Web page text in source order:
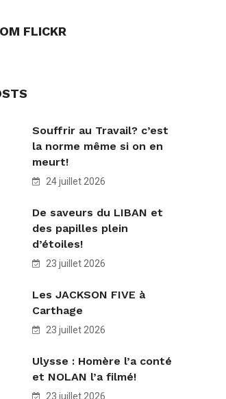
FLICKR
Souffrir au Travail? c’est
la norme même si on en
meurt!
24 juillet 2026
De saveurs du LIBAN et
des papilles plein
d’étoiles!
23 juillet 2026
Les JACKSON FIVE à
Carthage
23 juillet 2026
Ulysse : Homère l’a conté
et NOLAN l’a filmé!
23 juillet 2026